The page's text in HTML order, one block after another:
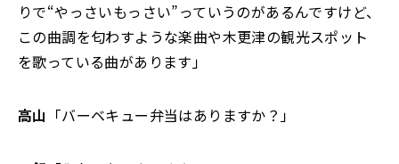
りで“やっさいもっさい”っていうのがあるんですけど、
この曲調を匂わすような楽曲や木更津の観光スポット
を歌っている曲があります」
高山 「バーベキュー弁当はありますか？」